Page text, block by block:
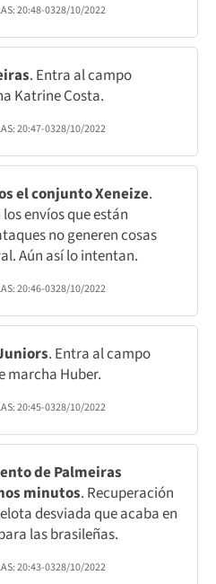
20:48-0328/10/2022
. Entra al campo
Katrine Costa.
20:47-0328/10/2022
el conjunto Xeneize.
envíos que están
no generen cosas
Aún así lo intentan.
20:46-0328/10/2022
. Entra al campo
marcha Huber.
20:45-0328/10/2022
de Palmeiras
minutos. Recuperación
desviada que acaba en
las brasileñas.
20:43-0328/10/2022